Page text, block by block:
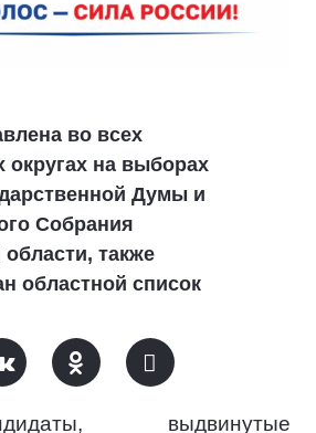
во всех
на выборах
Думы и
Собрания
также
областной список
выдвинутые